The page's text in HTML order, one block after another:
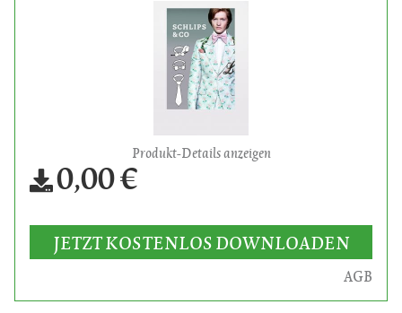
Produkt-Details anzeigen
0,00 €
JETZT KOSTENLOS DOWNLOADEN
AGB